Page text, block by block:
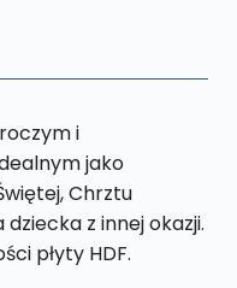
i
jako
Chrztu
z innej okazji.
płyty HDF.